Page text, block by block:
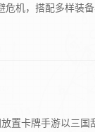
危机，搭配多样装
置卡牌手游以三